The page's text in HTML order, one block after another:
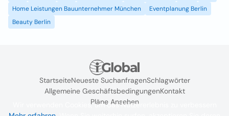
Home Leistungen Bauunternehmer München
Eventplanung Berlin
Beauty Berlin
StartseiteNeueste SuchanfragenSchlagwörter
Allgemeine GeschäftsbedingungenKontakt
Pläne Ansehen
Wir verwenden Cookies, um das Nutzererlebnis zu verbessern